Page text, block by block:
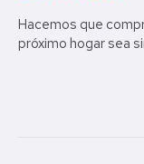
Hacemos que
próximo hogar sea